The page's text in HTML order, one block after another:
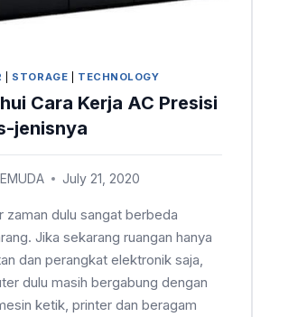
STORAGE TECHNOLOGY
Cara Kerja AC Presisi
jenisnya
July 21, 2020
zaman dulu sangat berbeda
Jika sekarang ruangan hanya
dan perangkat elektronik saja,
dulu masih bergabung dengan
ketik, printer dan beragam